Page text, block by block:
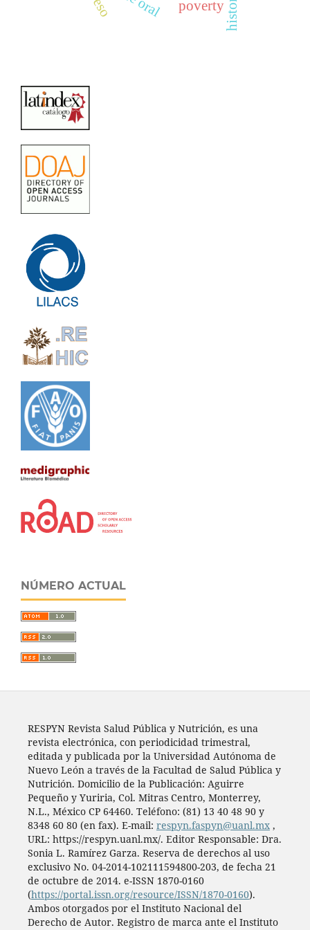
poverty
NÚMERO ACTUAL
RESPYN Revista Salud Pública y Nutrición, es una
revista electrónica, con periodicidad trimestral,
editada y publicada por la Universidad Autónoma de
Nuevo León a través de la Facultad de Salud Pública y
Nutrición. Domicilio de la Publicación: Aguirre
Pequeño y Yuriria, Col. Mitras Centro, Monterrey,
N.L., México CP 64460. Teléfono: (81) 13 40 48 90 y
8348 60 80 (en fax). E-mail: respyn.faspyn@uanl.mx,
URL: https://respyn.uanl.mx/. Editor Responsable: Dra.
Sonia L. Ramírez Garza. Reserva de derechos al uso
exclusivo No. 04-2014-102111594800-203, de fecha 21
de octubre de 2014. e-ISSN 1870-0160
(https://portal.issn.org/resource/ISSN/1870-0160).
Ambos otorgados por el Instituto Nacional del
Derecho de Autor. Registro de marca ante el Instituto